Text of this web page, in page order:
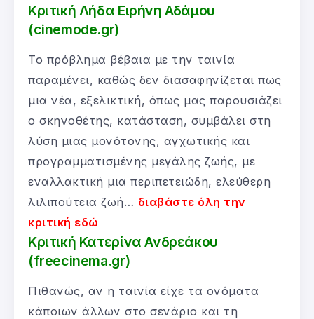
Κριτική Λήδα Ειρήνη Αδάμου
(cinemode.gr)
Το πρόβλημα βέβαια με την ταινία
παραμένει, καθώς δεν διασαφηνίζεται πως
μια νέα, εξελικτική, όπως μας παρουσιάζει
ο σκηνοθέτης, κατάσταση, συμβάλει στη
λύση μιας μονότονης, αγχωτικής και
προγραμματισμένης μεγάλης ζωής, με
εναλλακτική μια περιπετειώδη, ελεύθερη
λιλιπούτεια ζωή… διαβάστε όλη την
κριτική εδώ
Κριτική Κατερίνα Ανδρεάκου
(freecinema.gr)
Πιθανώς, αν η ταινία είχε τα ονόματα
κάποιων άλλων στο σενάριο και τη